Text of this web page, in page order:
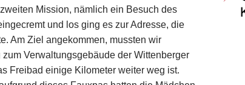
Mission, nämlich ein Besuch des
und los ging es zur Adresse, die
Am Ziel angekommen, mussten wir
Verwaltungsgebäude der Wittenberger
Freibad einige Kilometer weiter weg ist.